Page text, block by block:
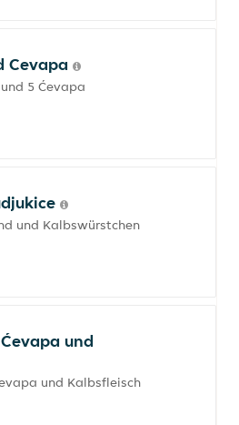
Cevapa
5 Ćevapa
und Kalbswürstchen
und
und Kalbsfleisch